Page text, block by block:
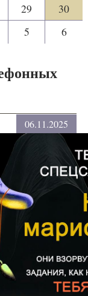
29
30
5 6
06.11.2025